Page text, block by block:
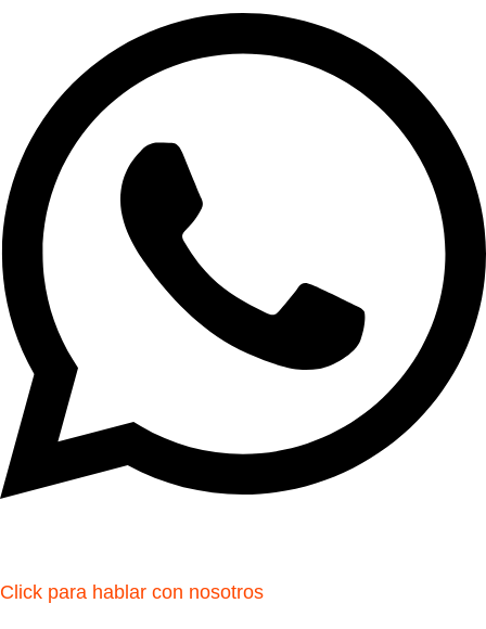
Click para hablar con nosotros